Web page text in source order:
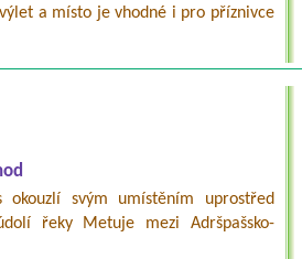
a místo je vhodné i pro příznivce
okouzlí svým umístěním uprostřed
řeky Metuje mezi Adršpašsko-